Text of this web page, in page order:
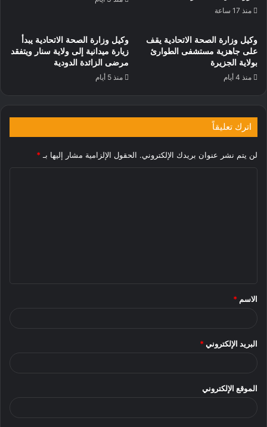
منذ 17 ساعة
وكيل وزارة الصحة الاتحادية يقف
على جاهزية مستشفى الطوارئ
بولاية الجزيرة
منذ 4 أيام
وكيل وزارة الصحة الاتحادية يبدأ
زيارة ميدانية إلى ولاية سنار ويتفقد
مرضى الزائدة الدودية
منذ 5 أيام
اترك تعليقاً
لن يتم نشر عنوان بريدك الإلكتروني. الحقول الإلزامية مشار إليها بـ *
*
الاسم *
البريد الإلكتروني *
الموقع الإلكتروني